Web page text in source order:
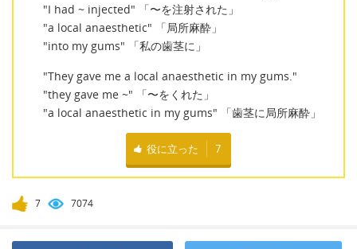
"I had ~ injected" 「〜を注射された」
"a local anaesthetic" 「局所麻酔」
"into my gums" 「私の歯茎に」
"They gave me a local anaesthetic in my gums."
"they gave me ~" 「〜をくれた」
"a local anaesthetic in my gums" 「歯茎に局所麻酔」
役に立った 7
7 7074